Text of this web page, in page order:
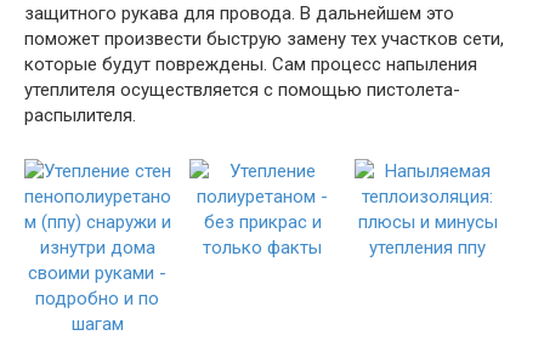
защитного рукава для провода. В дальнейшем это
поможет произвести быструю замену тех участков сети,
которые будут повреждены. Сам процесс напыления
утеплителя осуществляется с помощью пистолета-
распылителя.